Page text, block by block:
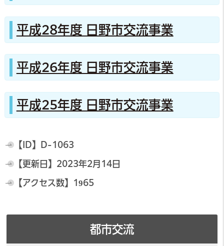
平成28年度 日野市交流事業
平成26年度 日野市交流事業
平成25年度 日野市交流事業
【ID】 D-1063
【更新日】 2023年2月14日
【アクセス数】 1965
都市交流